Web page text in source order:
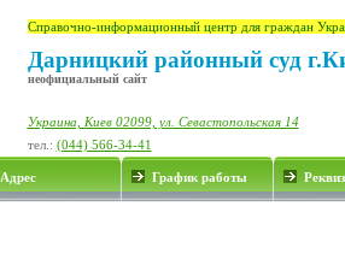
Справочно-информационный центр для граждан
Дарницкий районный суд
неофициальный сайт
Украина, Киев 02099, ул. Севастопольская 14
тел.: (044) 566-34-41
Адрес График работы